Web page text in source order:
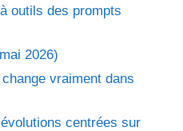
outils des prompts
2026)
vraiment dans
centrées sur